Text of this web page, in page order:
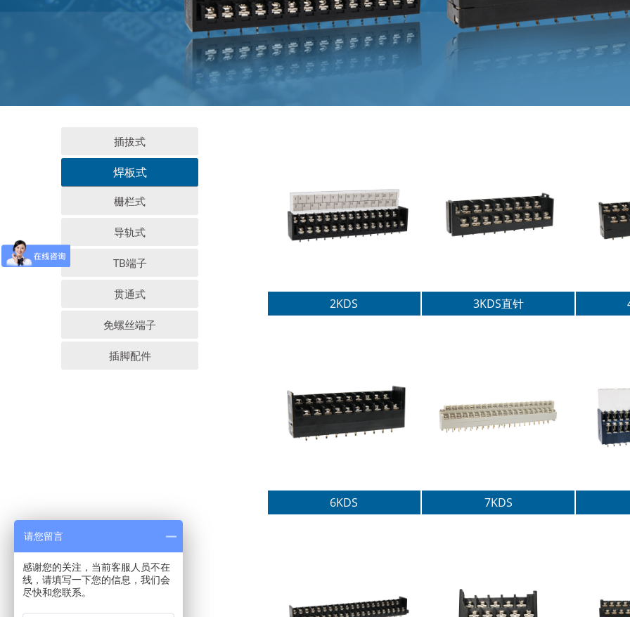
插拔式
焊板式
栅栏式
导轨式
TB端子
贯通式
免螺丝端子
插脚配件
2KDS 3KDS直针
6KDS 7KDS
请您留言
感谢您的关注，当前客服人员不在
线，请填写一下您的信息，我们会
尽快和您联系。